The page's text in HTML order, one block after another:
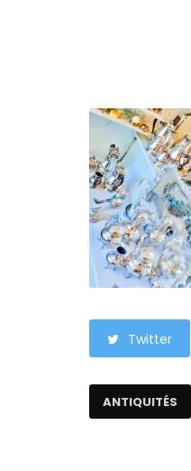
Twitter
ANTIQUITÉS